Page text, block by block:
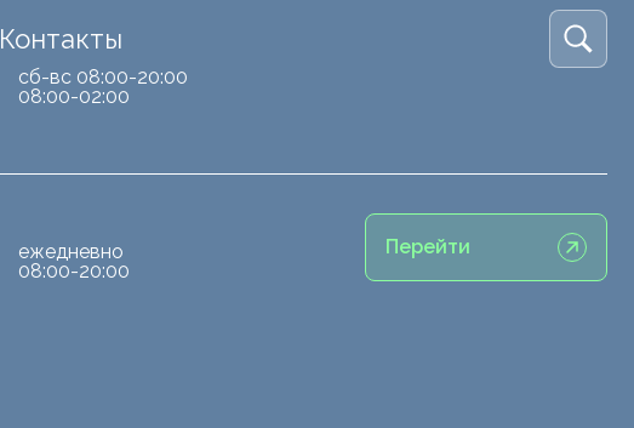
Контакты
сб-вс 08:00-20:00
08:00-02:00
ежедневно
08:00-20:00
Перейти